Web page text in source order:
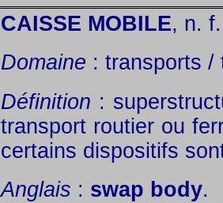
CAISSE MOBILE, n. f.
Domaine : transports /
Définition :
transport routier ou
certains dispositifs
Anglais : swap body.